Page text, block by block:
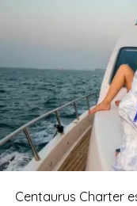
Centaurus Charter